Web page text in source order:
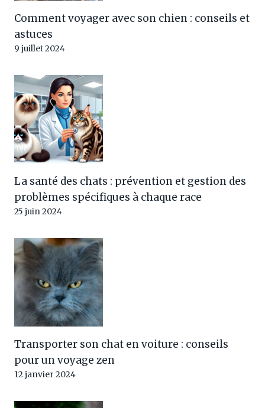
Comment voyager avec son chien : conseils et
astuces
9 juillet 2024
La santé des chats : prévention et gestion des
problèmes spécifiques à chaque race
25 juin 2024
Transporter son chat en voiture : conseils
pour un voyage zen
12 janvier 2024